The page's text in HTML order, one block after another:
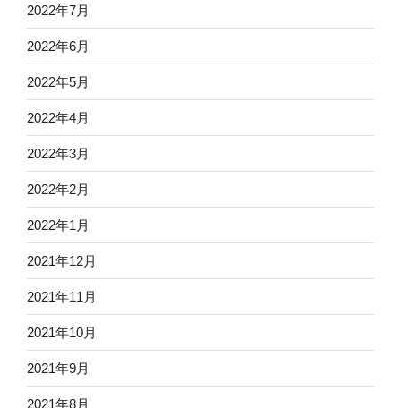
2022年7月
2022年6月
2022年5月
2022年4月
2022年3月
2022年2月
2022年1月
2021年12月
2021年11月
2021年10月
2021年9月
2021年8月